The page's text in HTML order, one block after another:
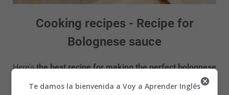
Cooking recipes - Recipe for
Bolognese sauce
Here'sthe best recipe for making the perfect bolognese
. The touch of celery, bacon and wine gives it an
incredible flavour.
Te damos la bienvenida a Voy a Aprender Inglés